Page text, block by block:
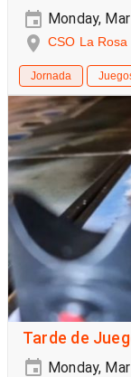
Monday,
CSO La Rosa
Jornada
Tarde de
Monday,